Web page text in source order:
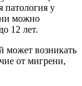
патология у
можно
12 лет.
может возникать
от мигрени,